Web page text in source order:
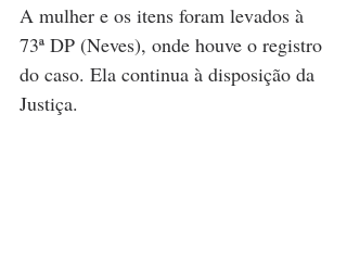
A mulher e os itens foram levados à
73ª DP (Neves), onde houve o registro
do caso. Ela continua à disposição da
Justiça.